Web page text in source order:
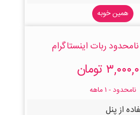
همین خوبه
ربات اینستاگرام
تومان
نامحدود - ۱ ماهه